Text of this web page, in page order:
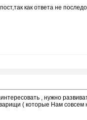
как ответа не
, нужно
( которые Нам